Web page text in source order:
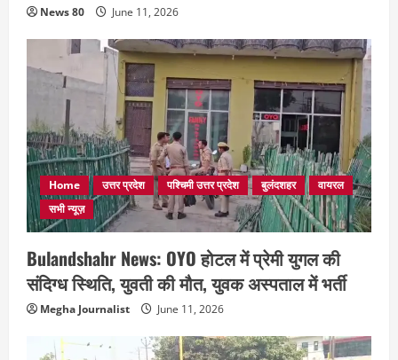
News 80 June 11, 2026
Home उत्तर प्रदेश पश्चिमी उत्तर प्रदेश बुलंदशहर
वायरल
सभी न्यूज़
Bulandshahr News: OYO होटल में प्रेमी युगल की
संदिग्ध स्थिति, युवती की मौत, युवक अस्पताल में भर्ती
Megha Journalist June 11, 2026